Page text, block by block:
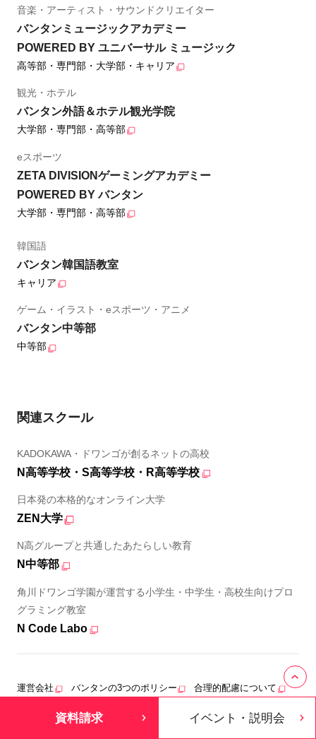
音楽・アーティスト・サウンドクリエイター
バンタンミュージックアカデミー
POWERED BY ユニバーサル ミュージック
高等部・専門部・大学部・キャリア
観光・ホテル
バンタン外語＆ホテル観光学院
大学部・専門部・高等部
eスポーツ
ZETA DIVISIONゲーミングアカデミー
POWERED BY バンタン
大学部・専門部・高等部
韓国語
バンタン韓国語教室
キャリア
ゲーム・イラスト・eスポーツ・アニメ
バンタン中等部
中等部
関連スクール
KADOKAWA・ドワンゴが創るネットの高校
N高等学校・S高等学校・R高等学校
日本発の本格的なオンライン大学
ZEN大学
N高グループと共通したあたらしい教育
N中等部
角川ドワンゴ学園が運営する小学生・中学生・高校生向けプロ
グラミング教室
N Code Labo
運営会社 バンタンの3つのポリシー 合理的配慮について
プライバシーポリシー
資料請求 イベント・説明会